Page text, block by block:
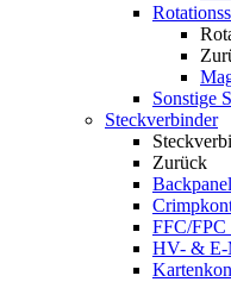
Sonstige
Steckverbinder
Zurück
FFC/FPC
HV- & E-